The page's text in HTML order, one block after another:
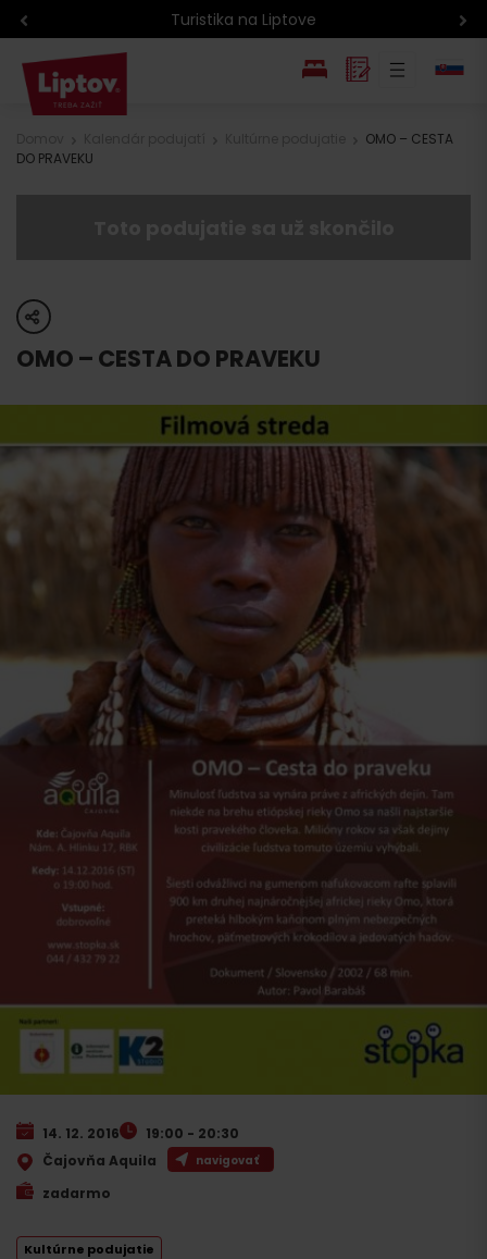
Turistika na Liptove
OMO – CESTA
DO PRAVEKU
share
OMO – CESTA DO PRAVEKU
14. 12. 2016
19:00 - 20:30
Čajovňa Aquila
navigovať
zadarmo
Kultúrne podujatie